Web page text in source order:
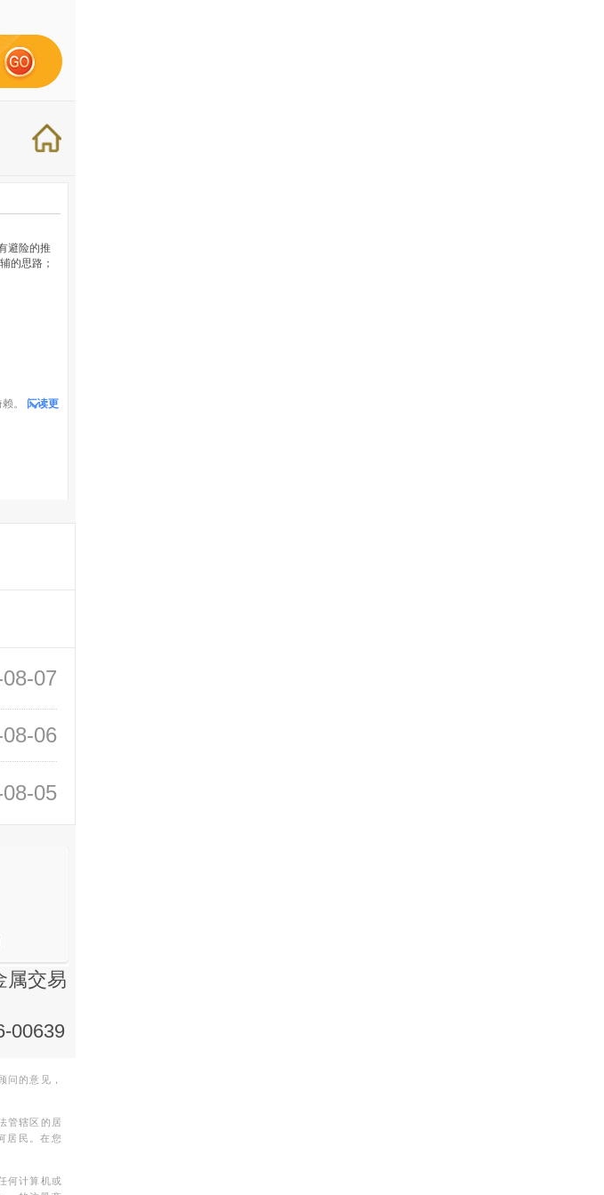
避险的推
的思路；
。
阅读更
07
06
05
属交易
00639
问的意见，
管辖区的居
居民。在您
何计算机或